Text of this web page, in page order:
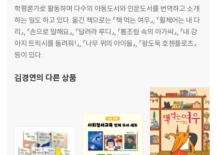
학평론가로 활동하며 다수의 아동도서와 인문도서를 번역하고 소개
하는 일도 하고 있다. 옮긴 책으로는 『책 먹는 여우』, 『휠체어는 내 다
리』, 『손으로 말해요』, 『달려라 루디』, 『통조림 속의 아가씨』, 『내 강
아지 트릭시를 돌려줘!』, 『나무 위의 아이들』, 『왕도둑 호첸플로츠』
등이 있다.
김경연의 다른 상품